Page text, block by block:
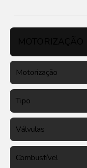
Motorização
Tipo
Válvulas
Combustível